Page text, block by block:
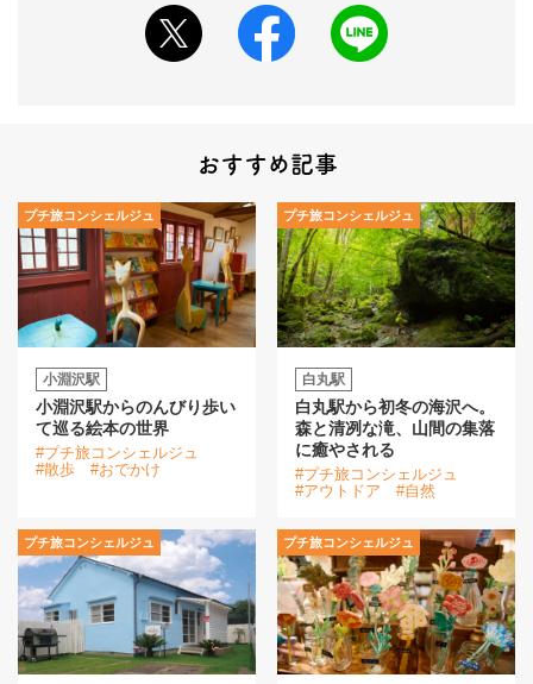
おすすめ記事
プチ旅コンシェルジュ
小淵沢駅
小淵沢駅からのんびり歩い
て巡る絵本の世界
#プチ旅コンシェルジュ
#散歩
#おでかけ
プチ旅コンシェルジュ
白丸駅
白丸駅から初冬の海沢へ。
森と清冽な滝、山間の集落
に癒やされる
#プチ旅コンシェルジュ
#アウトドア
#自然
プチ旅コンシェルジュ プチ旅コンシェルジュ